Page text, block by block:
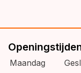
Maandag